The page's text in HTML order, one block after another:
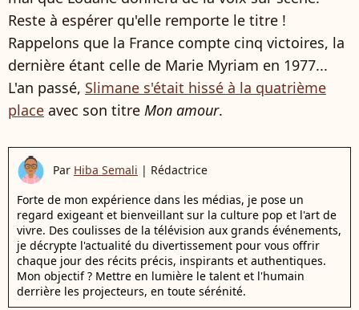
Reste à espérer qu'elle remporte le titre !
Rappelons que la France compte cinq victoires, la
dernière étant celle de Marie Myriam en 1977...
L'an passé, Slimane s'était hissé à la quatrième
place avec son titre Mon amour.
Par Hiba Semali | Rédactrice
Forte de mon expérience dans les médias, je pose un
regard exigeant et bienveillant sur la culture pop et l'art de
vivre. Des coulisses de la télévision aux grands événements,
je décrypte l'actualité du divertissement pour vous offrir
chaque jour des récits précis, inspirants et authentiques.
Mon objectif ? Mettre en lumière le talent et l'humain
derrière les projecteurs, en toute sérénité.